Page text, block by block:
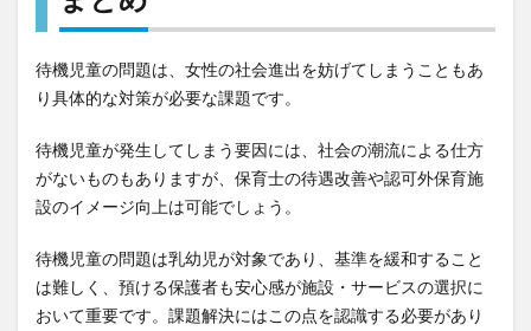
待機児童の問題は、女性の社会進出を妨げてしまうこともあ
り具体的な対策が必要な課題です。
待機児童が発生してしまう要因には、社会の潮流による仕方
がないものもありますが、保育士の待遇改善や認可外保育施
設のイメージ向上は可能でしょう。
待機児童の問題は乳幼児が対象であり、基準を緩和すること
は難しく、預ける保護者も安心感が施設・サービスの選択に
おいて重要です。課題解決にはこの点を認識する必要があり